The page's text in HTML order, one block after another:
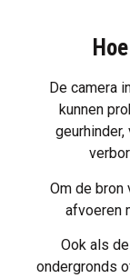
De camera
kunnen
Om de bron
afvoeren
Ook als
ondergronds